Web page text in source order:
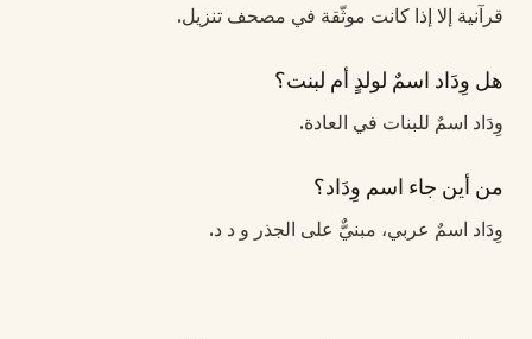
قرآنية إلا إذا كانت موثّقة في مصحف تنزيل.
هل وِدَاد اسمٌ لولدٍ أم لبنت؟
وِدَاد اسمٌ للبنات في العادة.
من أين جاء اسم وِدَاد؟
وِدَاد اسمٌ عربي، مبنيٌّ على الجذر و د د.